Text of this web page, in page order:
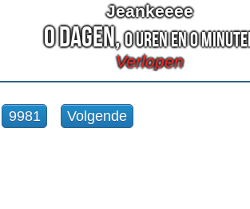
Jeankeeee
0 Dagen,0 Uren en 0
Verlopen
9981 Volgende